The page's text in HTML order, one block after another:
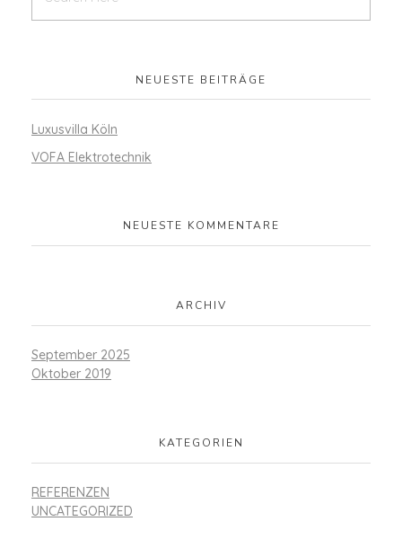
NEUESTE BEITRÄGE
Luxusvilla Köln
VOFA Elektrotechnik
NEUESTE KOMMENTARE
ARCHIV
September 2025
Oktober 2019
KATEGORIEN
REFERENZEN
UNCATEGORIZED